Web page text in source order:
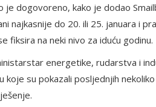
je dogovoreno, kako je dodao
najkasnije do 20. ili 25. januara i
fiksira na neki nivo za iduću godinu.
energetike, rudarstva i
koje su pokazali posljednjih